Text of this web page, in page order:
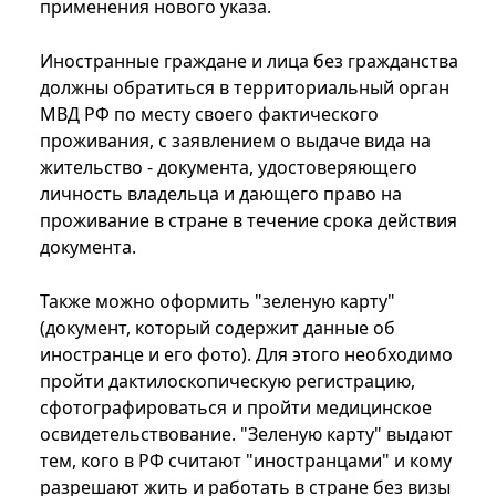
применения нового указа.
Иностранные граждане и лица без гражданства
должны обратиться в территориальный орган
МВД РФ по месту своего фактического
проживания, с заявлением о выдаче вида на
жительство - документа, удостоверяющего
личность владельца и дающего право на
проживание в стране в течение срока действия
документа.
Также можно оформить "зеленую карту"
(документ, который содержит данные об
иностранце и его фото). Для этого необходимо
пройти дактилоскопическую регистрацию,
сфотографироваться и пройти медицинское
освидетельствование. "Зеленую карту" выдают
тем, кого в РФ считают "иностранцами" и кому
разрешают жить и работать в стране без визы